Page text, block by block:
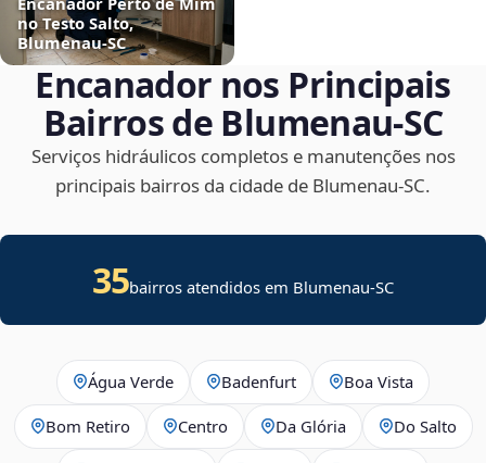
no Testo Salto,
Blumenau‑SC
Encanador nos Principais
Bairros de Blumenau‑SC
Serviços hidráulicos completos e manutenções nos
principais bairros da cidade de Blumenau‑SC.
35bairros atendidos em Blumenau-SC
Água Verde Badenfurt Boa Vista
Bom Retiro Centro Da Glória Do Salto